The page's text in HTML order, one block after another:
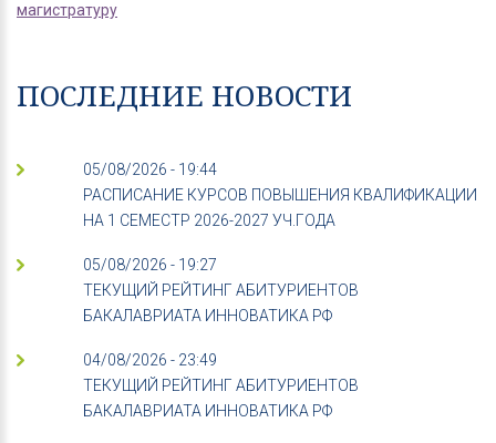
магистратуру
ПОСЛЕДНИЕ НОВОСТИ
05/08/2026 - 19:44
РАСПИСАНИЕ КУРСОВ ПОВЫШЕНИЯ КВАЛИФИКАЦИИ
НА 1 СЕМЕСТР 2026-2027 УЧ.ГОДА
05/08/2026 - 19:27
ТЕКУЩИЙ РЕЙТИНГ АБИТУРИЕНТОВ
БАКАЛАВРИАТА ИННОВАТИКА РФ
04/08/2026 - 23:49
ТЕКУЩИЙ РЕЙТИНГ АБИТУРИЕНТОВ
БАКАЛАВРИАТА ИННОВАТИКА РФ